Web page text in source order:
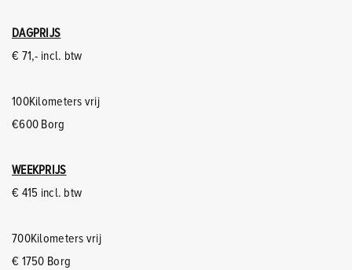
DAGPRIJS
€ 71,- incl. btw
100Kilometers vrij
€600 Borg
WEEKPRIJS
€ 415 incl. btw
700Kilometers vrij
€ 1750 Borg